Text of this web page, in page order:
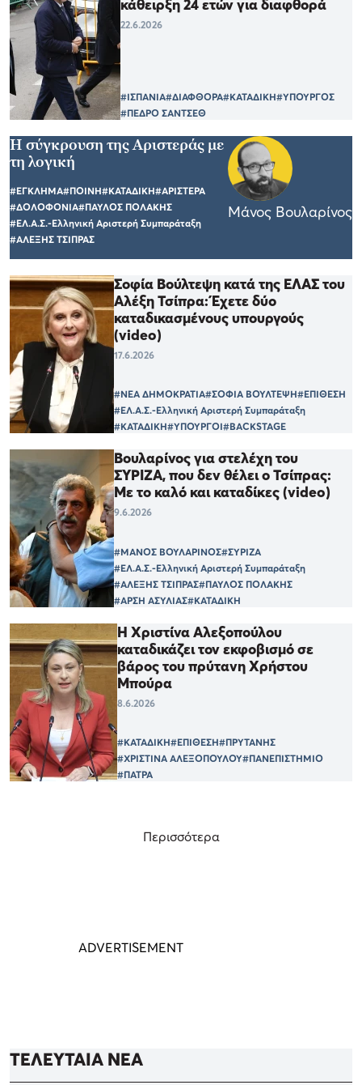
κάθειρξη 24 ετών για διαφθορά
22.6.2026
#ΙΣΠΑΝΙΑ#ΔΙΑΦΘΟΡΑ#ΚΑΤΑΔΙΚΗ#ΥΠΟΥΡΓΟΣ
#ΠΕΔΡΟ ΣΑΝΤΣΕΘ
Η σύγκρουση της Αριστεράς με
τη λογική
#ΕΓΚΛΗΜΑ#ΠΟΙΝΗ#ΚΑΤΑΔΙΚΗ#ΑΡΙΣΤΕΡΑ
#ΔΟΛΟΦΟΝΙΑ#ΠΑΥΛΟΣ ΠΟΛΑΚΗΣ
#ΕΛ.Α.Σ.-Ελληνική Αριστερή Συμπαράταξη
#ΑΛΕΞΗΣ ΤΣΙΠΡΑΣ
Μάνος Βουλαρίνος
Σοφία Βούλτεψη κατά της ΕΛΑΣ του
Αλέξη Τσίπρα: Έχετε δύο
καταδικασμένους υπουργούς
(video)
17.6.2026
#ΝΕΑ ΔΗΜΟΚΡΑΤΙΑ#ΣΟΦΙΑ ΒΟΥΛΤΕΨΗ#ΕΠΙΘΕΣΗ
#ΕΛ.Α.Σ.-Ελληνική Αριστερή Συμπαράταξη
#ΚΑΤΑΔΙΚΗ#ΥΠΟΥΡΓΟΙ#BACKSTAGE
Βουλαρίνος για στελέχη του
ΣΥΡΙΖΑ, που δεν θέλει ο Τσίπρας:
Με το καλό και καταδίκες (video)
9.6.2026
#ΜΑΝΟΣ ΒΟΥΛΑΡΙΝΟΣ#ΣΥΡΙΖΑ
#ΕΛ.Α.Σ.-Ελληνική Αριστερή Συμπαράταξη
#ΑΛΕΞΗΣ ΤΣΙΠΡΑΣ#ΠΑΥΛΟΣ ΠΟΛΑΚΗΣ
#ΑΡΣΗ ΑΣΥΛΙΑΣ#ΚΑΤΑΔΙΚΗ
Η Χριστίνα Αλεξοπούλου
καταδικάζει τον εκφοβισμό σε
βάρος του πρύτανη Χρήστου
Μπούρα
8.6.2026
#ΚΑΤΑΔΙΚΗ#ΕΠΙΘΕΣΗ#ΠΡΥΤΑΝΗΣ
#ΧΡΙΣΤΙΝΑ ΑΛΕΞΟΠΟΥΛΟΥ#ΠΑΝΕΠΙΣΤΗΜΙΟ
#ΠΑΤΡΑ
Περισσότερα
ΤΕΛΕΥΤΑΙΑ ΝΕΑ